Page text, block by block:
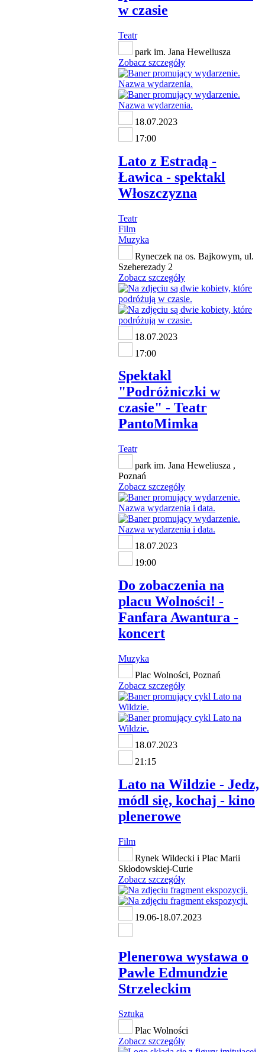
w czasie
Teatr
park im. Jana Heweliusza
Zobacz szczegóły
18.07.2023
17:00
Lato z Estradą -
Ławica - spektakl
Włoszczyzna
Teatr
Film
Muzyka
Ryneczek na os. Bajkowym, ul.
Szeherezady 2
Zobacz szczegóły
18.07.2023
17:00
Spektakl
"Podróżniczki w
czasie" - Teatr
PantoMimka
Teatr
park im. Jana Heweliusza ,
Poznań
Zobacz szczegóły
18.07.2023
19:00
Do zobaczenia na
placu Wolności! -
Fanfara Awantura -
koncert
Muzyka
Plac Wolności, Poznań
Zobacz szczegóły
18.07.2023
21:15
Lato na Wildzie - Jedz,
módl się, kochaj - kino
plenerowe
Film
Rynek Wildecki i Plac Marii
Skłodowskiej-Curie
Zobacz szczegóły
19.06-18.07.2023
Plenerowa wystawa o
Pawle Edmundzie
Strzeleckim
Sztuka
Plac Wolności
Zobacz szczegóły